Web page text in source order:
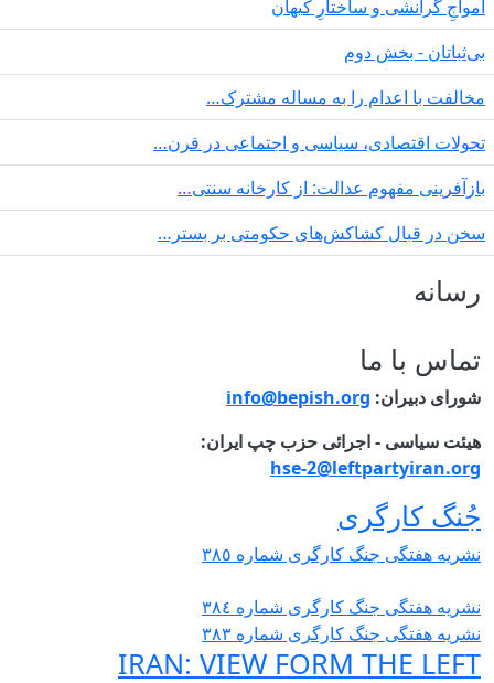
‌امواجِ گرانشی و ساختارِ کیهان
بی‌ثباتان - بخش دوم
مخالفت با اعدام را به مساله مشترک…
تحولات اقتصادی، سیاسی و اجتماعی در قرن…
بازآفرینی مفهوم عدالت: از کارخانه سنتی…
سخن در قبال کشاکش‌های حکومتی بر بستر…
رسانه
تماس با ما
شورای دبیران: info@bepish.org
هیئت سیاسی - اجرائی حزب چپ ایران:
hse-2@leftpartyiran.org
جُنگ کارگری
نشریە هفتگی جنگ کارگری شمارە ٣٨٥
نشریە هفتگی جنگ کارگری شمارە ٣٨٤
نشریە هفتگی جنگ کارگری شمارە ٣٨٣
IRAN: VIEW FORM THE LEFT